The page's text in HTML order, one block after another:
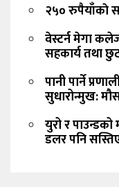
२५० रुपैयाँकाे
वेस्टर्न मेगा
सहकार्य तथा
पानी पार्ने
सुधारोन्मुख:
युरो र
डलर पनि